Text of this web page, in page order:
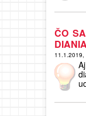
ČO
11.1.2019,